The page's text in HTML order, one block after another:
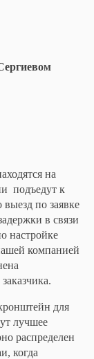
на
подъедут к
по заявке
в связи
настройке
компанией
для
лучшее
распределен
когда